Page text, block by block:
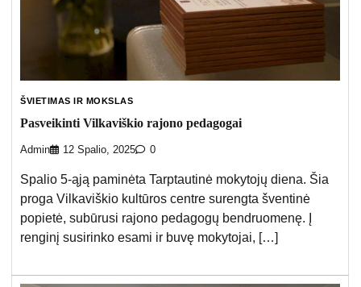
ŠVIETIMAS IR MOKSLAS
Pasveikinti Vilkaviškio rajono pedagogai
Admin 12 Spalio, 2025 0
Spalio 5-ąją paminėta Tarptautinė mokytojų diena. Šia
proga Vilkaviškio kultūros centre surengta šventinė
popietė, subūrusi rajono pedagogų bendruomenę. Į
renginį susirinko esami ir buvę mokytojai, […]